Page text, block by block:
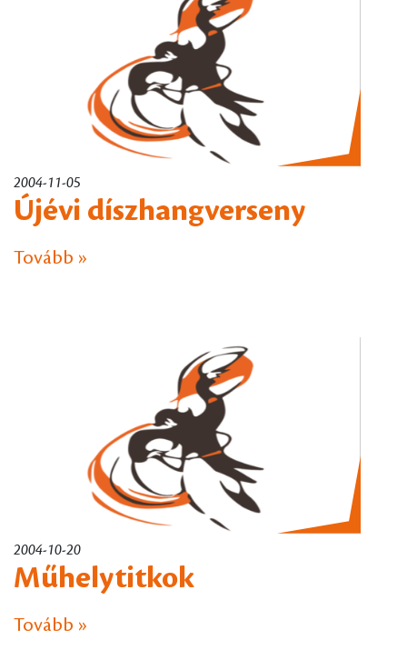
2004-11-05
Újévi díszhangverseny
Tovább »
2004-10-20
Műhelytitkok
Tovább »